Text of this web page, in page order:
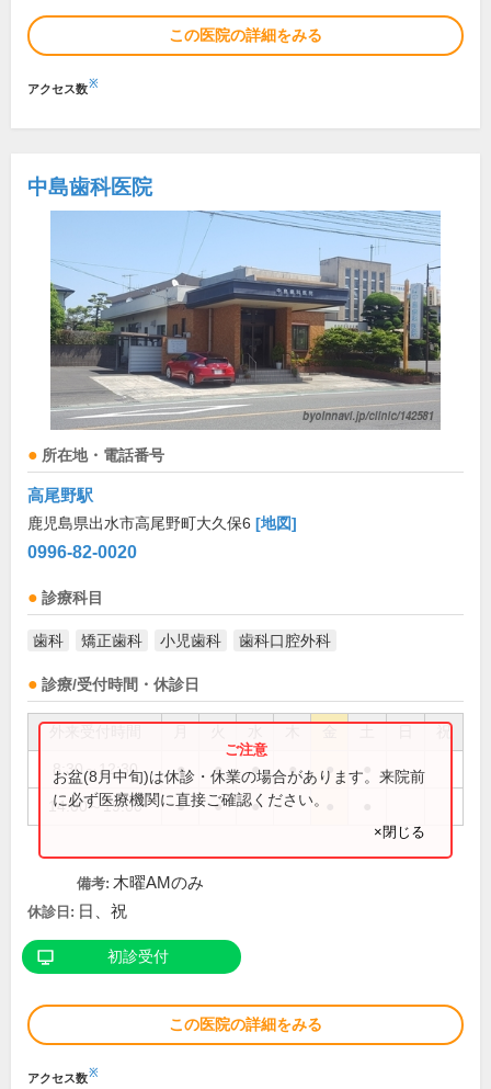
この医院の詳細をみる
アクセス数※
中島歯科医院
所在地・電話番号
高尾野駅
鹿児島県出水市高尾野町大久保6 [地図]
0996-82-0020
診療科目
歯科 矯正歯科 小児歯科 歯科口腔外科
診療/受付時間・休診日
祝
8:30～12:30 ● ● ● ● ●
14:00～19:00 ● ● ●
お盆(8月中旬)は休診・休業の場合があります。来院前
に必ず医療機関に直接ご確認ください。
×閉じる
備考: 木曜AMのみ
休診日: 日、祝
初診受付
この医院の詳細をみる
アクセス数※